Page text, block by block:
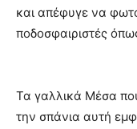
και απέφυγε να
ποδοσφαιριστές
Τα γαλλικά Μέσα
την σπάνια αυτή